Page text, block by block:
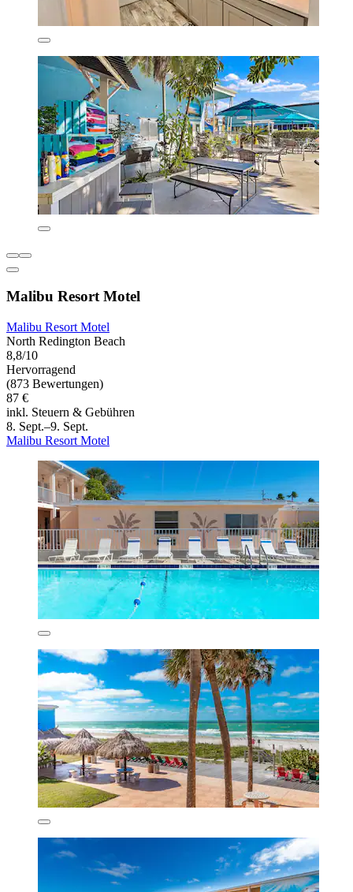
Malibu Resort Motel
Malibu Resort Motel
North Redington Beach
8,8/10
Hervorragend
(873 Bewertungen)
87 €
inkl. Steuern & Gebühren
8. Sept.–9. Sept.
Malibu Resort Motel